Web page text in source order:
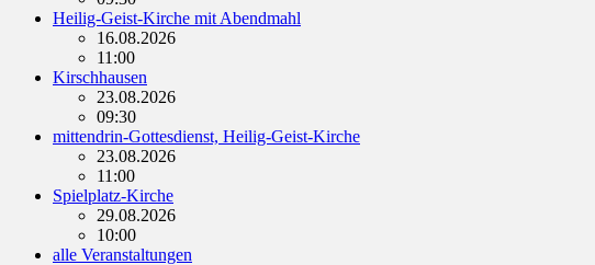
Heilig-Geist-Kirche mit Abendmahl
16.08.2026
11:00
Kirschhausen
23.08.2026
09:30
mittendrin-Gottesdienst, Heilig-Geist-Kirche
23.08.2026
11:00
Spielplatz-Kirche
29.08.2026
10:00
alle Veranstaltungen